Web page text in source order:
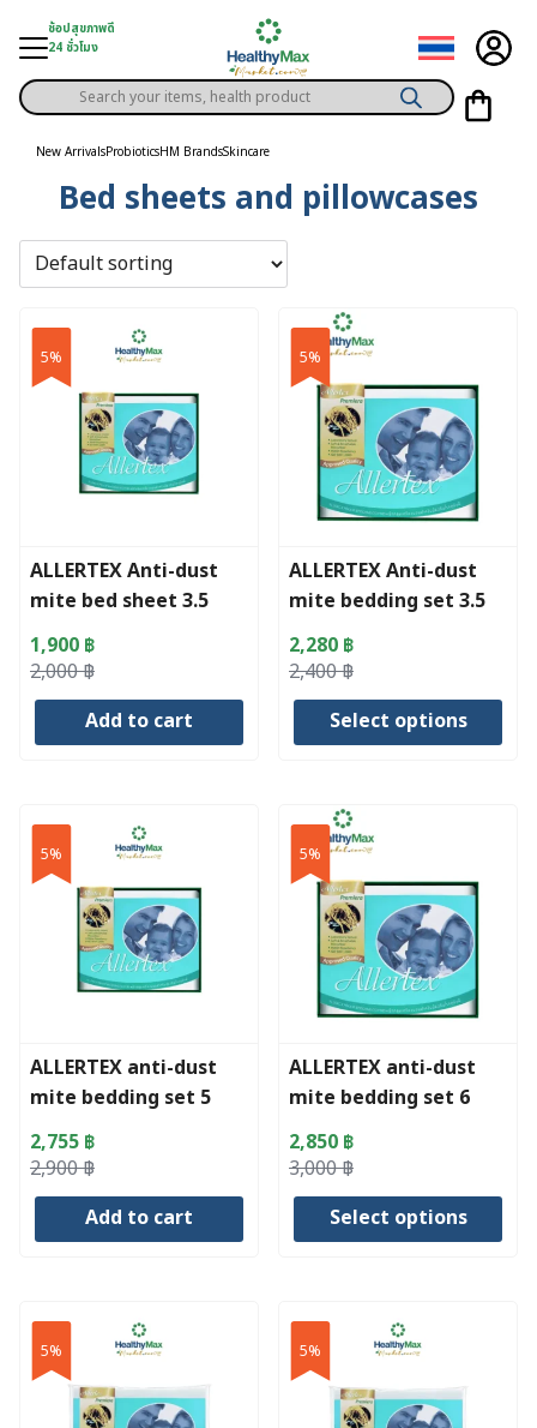
content
ช้อปสุขภาพดี
24 ชั่วโมง
Solution
Privilege
Content
Products
search
New ArrivalsProbioticsHM BrandsSkincare
Bed sheets and pillowcases
5%
ALLERTEX Anti-dust
mite bed sheet 3.5
feet
2,000฿
Original
price
1,900 ฿
Current
price
Add to cart
5%
ALLERTEX Anti-dust
mite bedding set 3.5
feet
2,400฿
Original
price
2,280 ฿
Current
price
Select options
product
has
multiple
variants.
options
on
the
product
page
5%
ALLERTEX anti-dust
mite bedding set 5
feet
2,900฿
Original
price
2,755 ฿
Current
price
Add to cart
5%
ALLERTEX anti-dust
mite bedding set 6
feet
3,000฿
Original
price
2,850 ฿
Current
price
Select options
has
multiple
variants.
5% 5%